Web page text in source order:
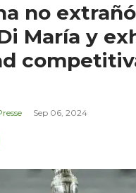
no
María y
Sep 06, 2024